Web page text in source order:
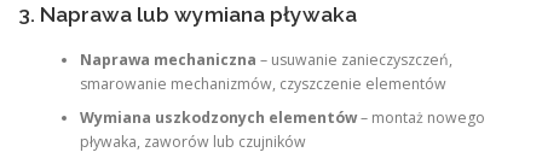
3. Naprawa lub wymiana pływaka
Naprawa mechaniczna – usuwanie zanieczyszczeń,
smarowanie mechanizmów, czyszczenie elementów
Wymiana uszkodzonych elementów– montaż nowego
pływaka, zaworów lub czujników